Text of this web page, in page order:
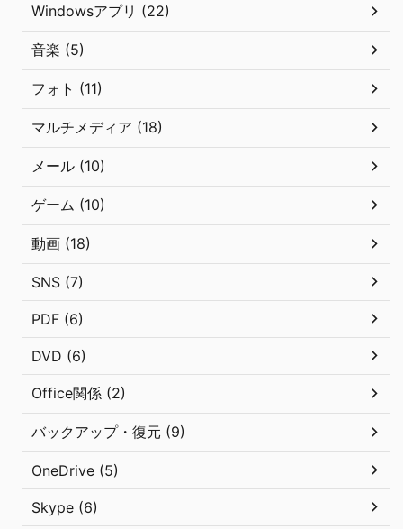
Windowsアプリ (22)
音楽 (5)
フォト (11)
マルチメディア (18)
メール (10)
ゲーム (10)
動画 (18)
SNS (7)
PDF (6)
DVD (6)
Office関係 (2)
バックアップ・復元 (9)
OneDrive (5)
Skype (6)